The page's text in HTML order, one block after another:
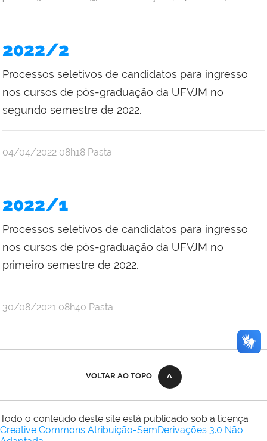
2022/2
Processos seletivos de candidatos para ingresso
nos cursos de pós-graduação da UFVJM no
segundo semestre de 2022.
publicado
04/04/2022 08h18 Pasta
2022/1
Processos seletivos de candidatos para ingresso
nos cursos de pós-graduação da UFVJM no
primeiro semestre de 2022.
publicado
30/08/2021 08h40 Pasta
VOLTAR AO TOPO
Todo o conteúdo deste site está publicado sob a licença
Creative Commons Atribuição-SemDerivações 3.0 Não